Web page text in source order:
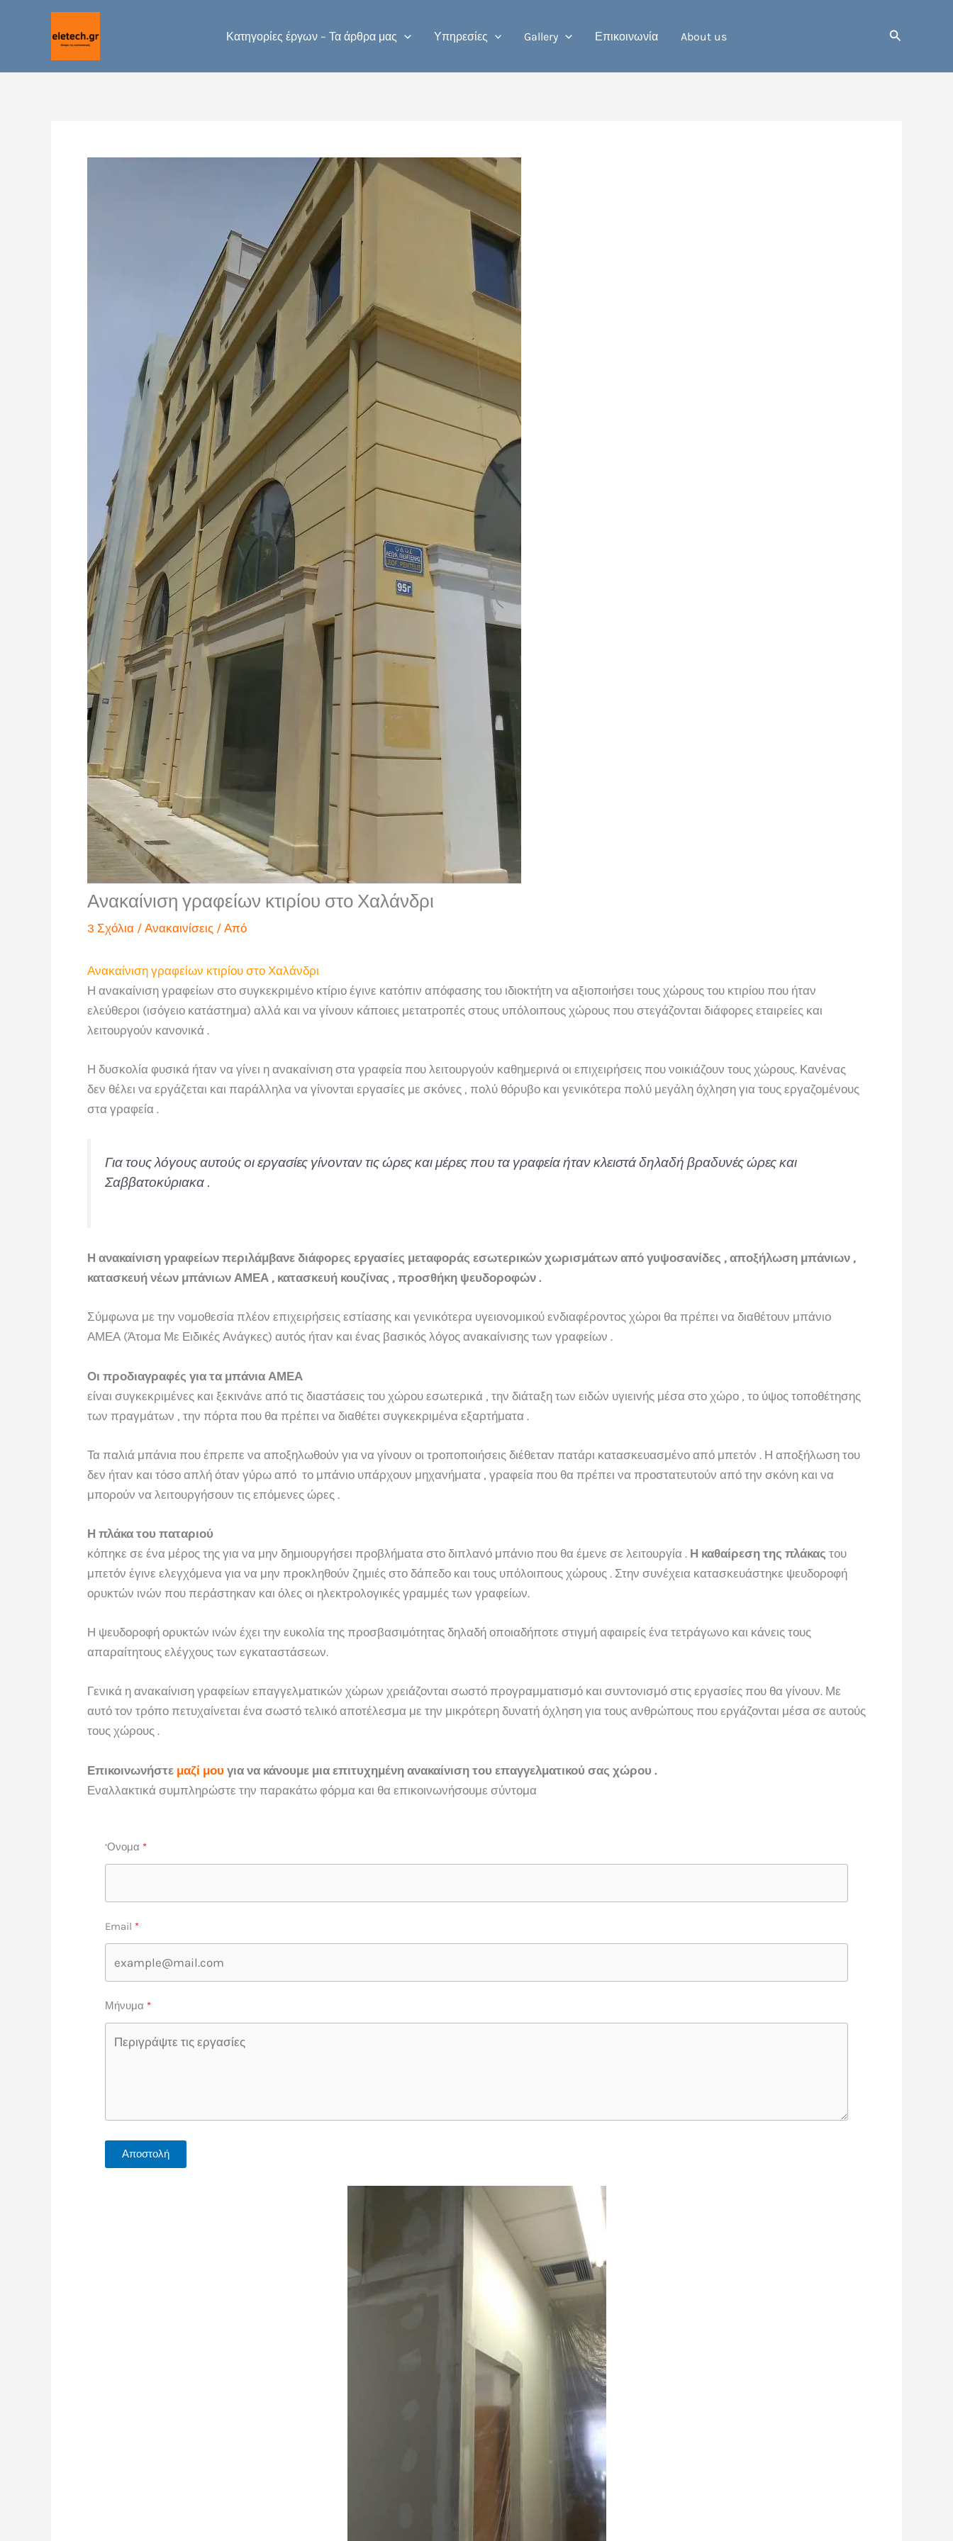
Μετάβαση
περιεχόμενο
Κατηγορίες έργων – Τα άρθρα μας Υπηρεσίες Gallery Επικοινωνία About us Αναζήτηση
Ανακαίνιση γραφείων κτιρίου στο Χαλάνδρι
3 Σχόλια / Ανακαινίσεις / Από
Ανακαίνιση γραφείων κτιρίου στο Χαλάνδρι
Η ανακαίνιση γραφείων στο συγκεκριμένο κτίριο έγινε κατόπιν απόφασης του ιδιοκτήτη να αξιοποιήσει τους χώρους του κτιρίου που ήταν
ελεύθεροι (ισόγειο κατάστημα) αλλά και να γίνουν κάποιες μετατροπές στους υπόλοιπους χώρους που στεγάζονται διάφορες εταιρείες και
λειτουργούν κανονικά .
Η δυσκολία φυσικά ήταν να γίνει η ανακαίνιση στα γραφεία που λειτουργούν καθημερινά οι επιχειρήσεις που νοικιάζουν τους χώρους. Κανένας
δεν θέλει να εργάζεται και παράλληλα να γίνονται εργασίες με σκόνες , πολύ θόρυβο και γενικότερα πολύ μεγάλη όχληση για τους εργαζομένους
στα γραφεία .
Για τους λόγους αυτούς οι εργασίες γίνονταν τις ώρες και μέρες που τα γραφεία ήταν κλειστά δηλαδή βραδυνές ώρες και
Σαββατοκύριακα .
Η ανακαίνιση γραφείων περιλάμβανε διάφορες εργασίες μεταφοράς εσωτερικών χωρισμάτων από γυψοσανίδες , αποξήλωση μπάνιων ,
κατασκευή νέων μπάνιων ΑΜΕΑ , κατασκευή κουζίνας , προσθήκη ψευδοροφών .
Σύμφωνα με την νομοθεσία πλέον επιχειρήσεις εστίασης και γενικότερα υγειονομικού ενδιαφέροντος χώροι θα πρέπει να διαθέτουν μπάνιο
ΑΜΕΑ (Άτομα Με Ειδικές Ανάγκες) αυτός ήταν και ένας βασικός λόγος ανακαίνισης των γραφείων .
Οι προδιαγραφές για τα μπάνια ΑΜΕΑ
είναι συγκεκριμένες και ξεκινάνε από τις διαστάσεις του χώρου εσωτερικά , την διάταξη των ειδών υγιεινής μέσα στο χώρο , το ύψος τοποθέτησης
των πραγμάτων , την πόρτα που θα πρέπει να διαθέτει συγκεκριμένα εξαρτήματα .
Τα παλιά μπάνια που έπρεπε να αποξηλωθούν για να γίνουν οι τροποποιήσεις διέθεταν πατάρι κατασκευασμένο από μπετόν . Η αποξήλωση του
δεν ήταν και τόσο απλή όταν γύρω από το μπάνιο υπάρχουν μηχανήματα , γραφεία που θα πρέπει να προστατευτούν από την σκόνη και να
μπορούν να λειτουργήσουν τις επόμενες ώρες .
Η πλάκα του παταριού
κόπηκε σε ένα μέρος της για να μην δημιουργήσει προβλήματα στο διπλανό μπάνιο που θα έμενε σε λειτουργία . Η καθαίρεση της πλάκας του
μπετόν έγινε ελεγχόμενα για να μην προκληθούν ζημιές στο δάπεδο και τους υπόλοιπους χώρους . Στην συνέχεια κατασκευάστηκε ψευδοροφή
ορυκτών ινών που περάστηκαν και όλες οι ηλεκτρολογικές γραμμές των γραφείων.
Η ψευδοροφή ορυκτών ινών έχει την ευκολία της προσβασιμότητας δηλαδή οποιαδήποτε στιγμή αφαιρείς ένα τετράγωνο και κάνεις τους
απαραίτητους ελέγχους των εγκαταστάσεων.
Γενικά η ανακαίνιση γραφείων επαγγελματικών χώρων χρειάζονται σωστό προγραμματισμό και συντονισμό στις εργασίες που θα γίνουν. Με
αυτό τον τρόπο πετυχαίνεται ένα σωστό τελικό αποτέλεσμα με την μικρότερη δυνατή όχληση για τους ανθρώπους που εργάζονται μέσα σε αυτούς
τους χώρους .
Επικοινωνήστε μαζί μου για να κάνουμε μια επιτυχημένη ανακαίνιση του επαγγελματικού σας χώρου .
Εναλλακτικά συμπληρώστε την παρακάτω φόρμα και θα επικοινωνήσουμε σύντομα
‘Ονομα
Email
Μήνυμα
Αποστολή